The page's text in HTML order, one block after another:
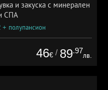
и закуска с минерален
СПА
полупансион
46€ / 89.97
лв.